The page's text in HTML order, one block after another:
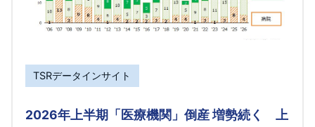
TSRデータインサイト
2026年上半期「医療機関」倒産 増勢続く 上